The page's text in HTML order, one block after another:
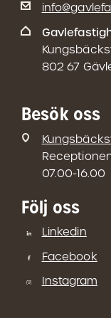
802 67
Besök oss
07.00-16.00
Följ oss
Linkedin
Facebook
Instagram